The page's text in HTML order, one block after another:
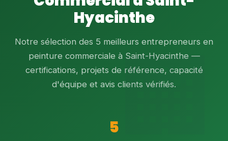
Hyacinthe
Notre sélection des 5 meilleurs entrepreneurs en
peinture commerciale à Saint-Hyacinthe —
certifications, projets de référence, capacité
d'équipe et avis clients vérifiés.
5